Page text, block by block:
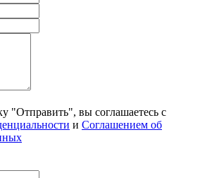
"Отправить", вы соглашаетесь с
и Соглашением об